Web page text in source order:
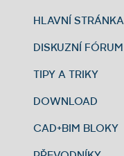
HLAVNÍ STRÁNKA
DISKUZNÍ FÓRUM
TIPY A TRIKY
DOWNLOAD
CAD+BIM BLOKY